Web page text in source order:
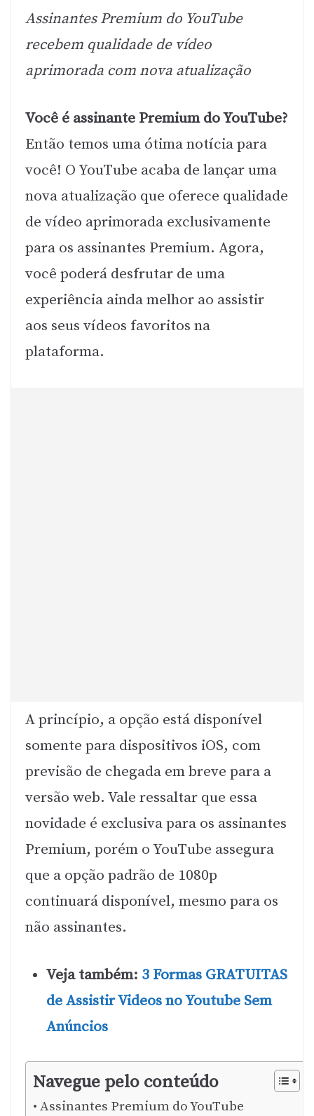
Assinantes Premium do YouTube
recebem qualidade de vídeo
aprimorada com nova atualização
Você é assinante Premium do YouTube?
Então temos uma ótima notícia para
você! O YouTube acaba de lançar uma
nova atualização que oferece qualidade
de vídeo aprimorada exclusivamente
para os assinantes Premium. Agora,
você poderá desfrutar de uma
experiência ainda melhor ao assistir
aos seus vídeos favoritos na
plataforma.
A princípio, a opção está disponível
somente para dispositivos iOS, com
previsão de chegada em breve para a
versão web. Vale ressaltar que essa
novidade é exclusiva para os assinantes
Premium, porém o YouTube assegura
que a opção padrão de 1080p
continuará disponível, mesmo para os
não assinantes.
Veja também: 3 Formas GRATUITAS
de Assistir Videos no Youtube Sem
Anúncios
Navegue pelo conteúdo
Assinantes Premium do YouTube